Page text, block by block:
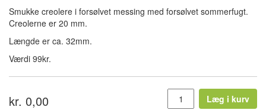
Smukke creolere i forsølvet messing med forsølvet sommerfugt.
Creolerne er 20 mm.
Længde er ca. 32mm.
Værdi 99kr.
kr. 0,00 Læg i kurv